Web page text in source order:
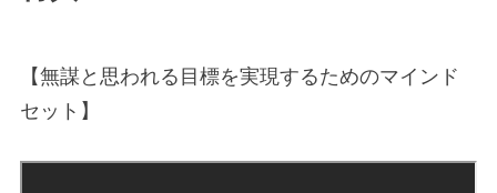
【無謀と思われる目標を実現するためのマインド
セット】